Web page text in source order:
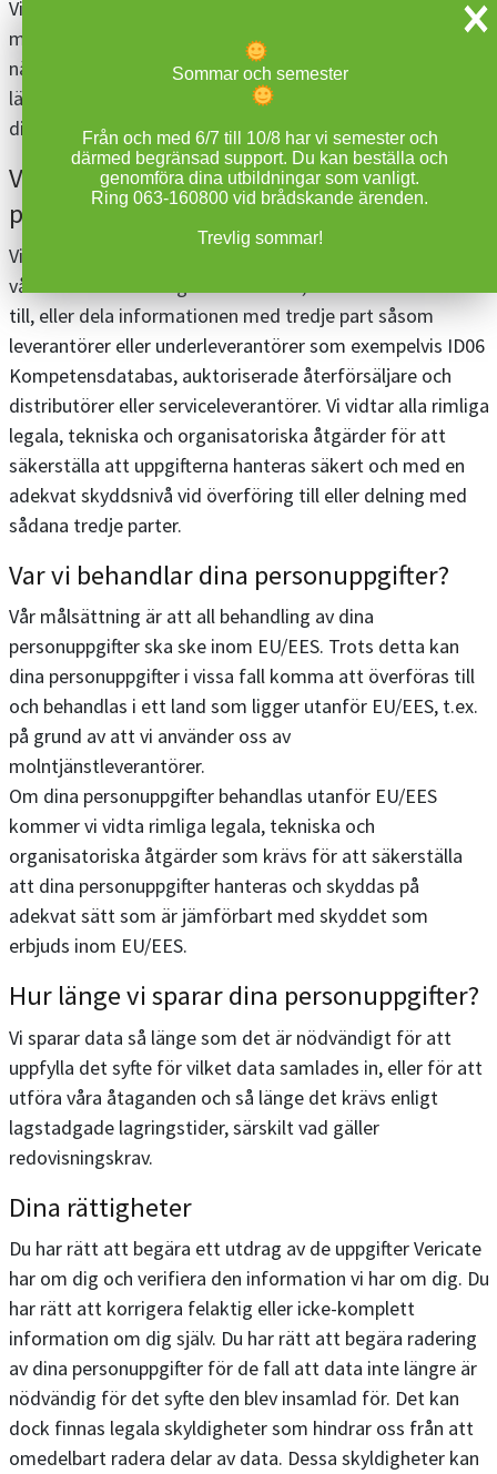
Vi kan komma att behandla dina personuppgifter för att
marknadsföra och informera dig om våra tjänster. Du är
när som helst välkommen att meddela oss att du inte
längre vill motta marknadsföring genom att avregistrera
dig från utskicket i aktuellt email.
Vilka kan komma att få tillgång till dina
personuppgifter?
Vi kan, för att kunna utföra våra åtaganden gentemot
våra kunder och övriga intressenter, komma att överföra
till, eller dela informationen med tredje part såsom
leverantörer eller underleverantörer som exempelvis ID06
Kompetensdatabas, auktoriserade återförsäljare och
distributörer eller serviceleverantörer. Vi vidtar alla rimliga
legala, tekniska och organisatoriska åtgärder för att
säkerställa att uppgifterna hanteras säkert och med en
adekvat skyddsnivå vid överföring till eller delning med
sådana tredje parter.
Var vi behandlar dina personuppgifter?
Vår målsättning är att all behandling av dina
personuppgifter ska ske inom EU/EES. Trots detta kan
dina personuppgifter i vissa fall komma att överföras till
och behandlas i ett land som ligger utanför EU/EES, t.ex.
på grund av att vi använder oss av
molntjänstleverantörer.
Om dina personuppgifter behandlas utanför EU/EES
kommer vi vidta rimliga legala, tekniska och
organisatoriska åtgärder som krävs för att säkerställa
att dina personuppgifter hanteras och skyddas på
adekvat sätt som är jämförbart med skyddet som
erbjuds inom EU/EES.
Hur länge vi sparar dina personuppgifter?
Vi sparar data så länge som det är nödvändigt för att
uppfylla det syfte för vilket data samlades in, eller för att
utföra våra åtaganden och så länge det krävs enligt
lagstadgade lagringstider, särskilt vad gäller
redovisningskrav.
Dina rättigheter
Du har rätt att begära ett utdrag av de uppgifter Vericate
har om dig och verifiera den information vi har om dig. Du
har rätt att korrigera felaktig eller icke-komplett
information om dig själv. Du har rätt att begära radering
av dina personuppgifter för de fall att data inte längre är
nödvändig för det syfte den blev insamlad för. Det kan
dock finnas legala skyldigheter som hindrar oss från att
omedelbart radera delar av data. Dessa skyldigheter kan
Sommar och semester
Från och med 6/7 till 10/8 har vi semester och
därmed begränsad support. Du kan beställa och
genomföra dina utbildningar som vanligt.
Ring 063-160800 vid brådskande ärenden.
Trevlig sommar!